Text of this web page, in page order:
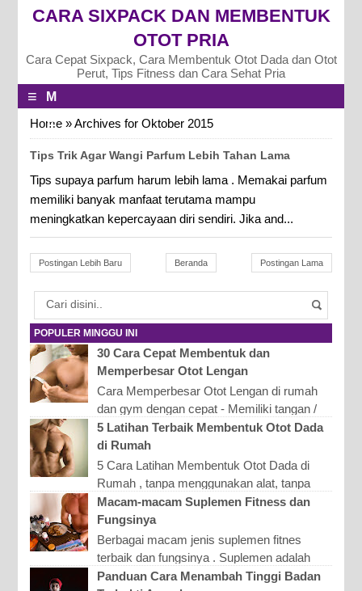
CARA SIXPACK DAN MEMBENTUK
OTOT PRIA
Cara Cepat Sixpack, Cara Membentuk Otot Dada dan Otot
Perut, Tips Fitness dan Cara Sehat Pria
≡
M
E
Home»Archives for Oktober 2015
Tips Trik Agar Wangi Parfum Lebih Tahan Lama
Tips supaya parfum harum lebih lama . Memakai parfum
memiliki banyak manfaat terutama mampu
meningkatkan kepercayaan diri sendiri. Jika and...
Postingan Lebih Baru Postingan Lama
Beranda
POPULER MINGGU INI
30 Cara Cepat Membentuk dan
Memperbesar Otot Lengan
Cara Memperbesar Otot Lengan di rumah
dan gym dengan cepat - Memiliki tangan /
lengan (biceps) yang berotot dan atletis
tentu membuat nila...
5 Latihan Terbaik Membentuk Otot Dada
di Rumah
5 Cara Latihan Membentuk Otot Dada di
Rumah , tanpa menggunakan alat, tanpa
harus ke Gym - Memiliki dada yang bidang
adalah impian banya...
Macam-macam Suplemen Fitness dan
Fungsinya
Berbagai macam jenis suplemen fitnes
terbaik dan fungsinya . Suplemen adalah
produk yang berupa nutrisi tambahan. Ada
Panduan Cara Menambah Tinggi Badan